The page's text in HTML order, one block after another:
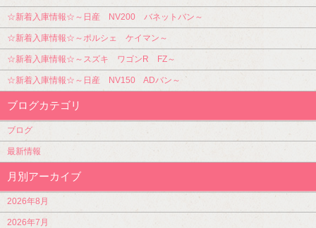
☆新着入庫情報☆～日産 NV200 バネットバン～
☆新着入庫情報☆～ポルシェ ケイマン～
☆新着入庫情報☆～スズキ ワゴンR FZ～
☆新着入庫情報☆～日産 NV150 ADバン～
ブログカテゴリ
ブログ
最新情報
月別アーカイブ
2026年8月
2026年7月